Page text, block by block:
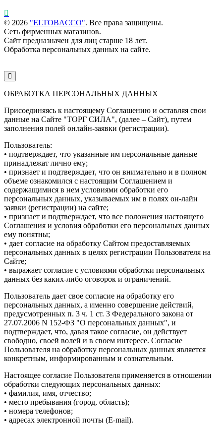
© 2026 "ELTOBACCO". Все права защищены.
Сеть фирменных магазинов.
Сайт предназначен для лиц старше 18 лет.
Обработка персональных данных на сайте.
ОБРАБОТКА ПЕРСОНАЛЬНЫХ ДАННЫХ
Присоединяясь к настоящему Соглашению и оставляя свои
данные на Сайте "ТОРГ СИЛА", (далее – Сайт), путем
заполнения полей онлайн-заявки (регистрации).
Пользователь:
• подтверждает, что указанные им персональные данные
принадлежат лично ему;
• признает и подтверждает, что он внимательно и в полном
объеме ознакомился с настоящим Соглашением и
содержащимися в нем условиями обработки его
персональных данных, указываемых им в полях он-лайн
заявки (регистрации) на сайте;
• признает и подтверждает, что все положения настоящего
Соглашения и условия обработки его персональных данных
ему понятны;
• дает согласие на обработку Сайтом предоставляемых
персональных данных в целях регистрации Пользователя на
Сайте;
• выражает согласие с условиями обработки персональных
данных без каких-либо оговорок и ограничений.
Пользователь дает свое согласие на обработку его
персональных данных, а именно совершение действий,
предусмотренных п. 3 ч. 1 ст. 3 Федерального закона от
27.07.2006 N 152-ФЗ "О персональных данных", и
подтверждает, что, давая такое согласие, он действует
свободно, своей волей и в своем интересе. Согласие
Пользователя на обработку персональных данных является
конкретным, информированным и сознательным.
Настоящее согласие Пользователя применяется в отношении
обработки следующих персональных данных:
• фамилия, имя, отчество;
• место пребывания (город, область);
• номера телефонов;
• адресах электронной почты (E-mail).